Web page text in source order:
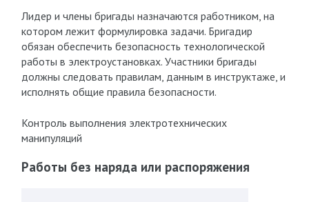
Лидер и члены бригады назначаются работником, на
котором лежит формулировка задачи. Бригадир
обязан обеспечить безопасность технологической
работы в электроустановках. Участники бригады
должны следовать правилам, данным в инструктаже, и
исполнять общие правила безопасности.
Контроль выполнения электротехнических
манипуляций
Работы без наряда или распоряжения